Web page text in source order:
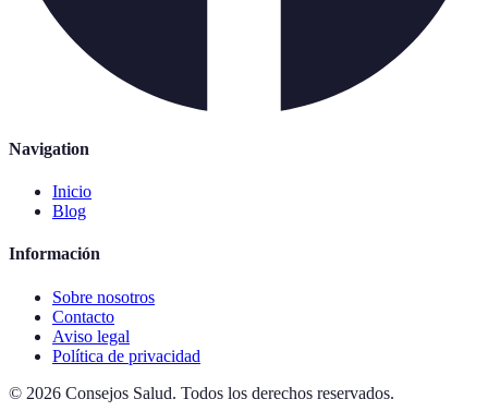
Navigation
Inicio
Blog
Información
Sobre nosotros
Contacto
Aviso legal
Política de privacidad
© 2026 Consejos Salud. Todos los derechos reservados.